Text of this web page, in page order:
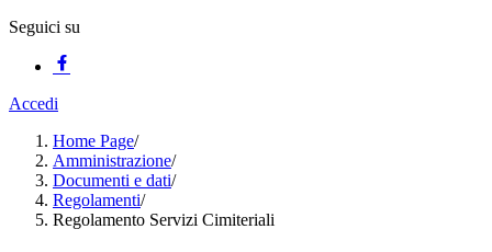
Seguici su
Accedi
Home Page/
Amministrazione/
Documenti e dati/
Regolamenti/
Regolamento Servizi Cimiteriali